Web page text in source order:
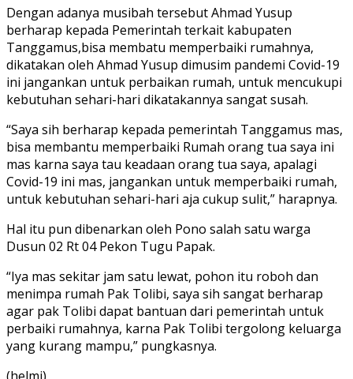
Dengan adanya musibah tersebut Ahmad Yusup
berharap kepada Pemerintah terkait kabupaten
Tanggamus,bisa membatu memperbaiki rumahnya,
dikatakan oleh Ahmad Yusup dimusim pandemi Covid-19
ini jangankan untuk perbaikan rumah, untuk mencukupi
kebutuhan sehari-hari dikatakannya sangat susah.
“Saya sih berharap kepada pemerintah Tanggamus mas,
bisa membantu memperbaiki Rumah orang tua saya ini
mas karna saya tau keadaan orang tua saya, apalagi
Covid-19 ini mas, jangankan untuk memperbaiki rumah,
untuk kebutuhan sehari-hari aja cukup sulit,” harapnya.
Hal itu pun dibenarkan oleh Pono salah satu warga
Dusun 02 Rt 04 Pekon Tugu Papak.
“Iya mas sekitar jam satu lewat, pohon itu roboh dan
menimpa rumah Pak Tolibi, saya sih sangat berharap
agar pak Tolibi dapat bantuan dari pemerintah untuk
perbaiki rumahnya, karna Pak Tolibi tergolong keluarga
yang kurang mampu,” pungkasnya.